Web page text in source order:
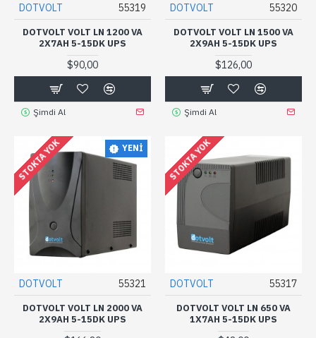
DOTVOLT 55319
DOTVOLT VOLT LN 1200 VA
2X7AH 5-15DK UPS
$90,00
Şimdi Al
DOTVOLT 55320
DOTVOLT VOLT LN 1500 VA
2X9AH 5-15DK UPS
$126,00
Şimdi Al
YENI
STOKTA YOK
DOTVOLT 55321
DOTVOLT VOLT LN 2000 VA
2X9AH 5-15DK UPS
STOKTA YOK
DOTVOLT 55317
DOTVOLT VOLT LN 650 VA
1X7AH 5-15DK UPS